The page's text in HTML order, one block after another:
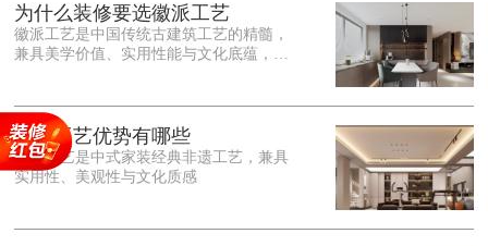
为什么装修要选徽派工艺
徽派工艺是中国传统古建筑工艺的精髓，
兼具美学价值、实用性能与文化底蕴，优
雕细琢的砖、木、石雕为特色，线条古朴
大气，意境悠远，自带东方中式雅致韵
味，耐看且不易过时。<o:p></o:p> 在工
艺品质上，徽派工艺遵循古法匠心工序，
保耐用，抗风化、耐腐蚀，使用
徽派工艺优势有哪些
徽派工艺是中式家装经典非遗工艺，兼具
实用性、美观性与文化质感